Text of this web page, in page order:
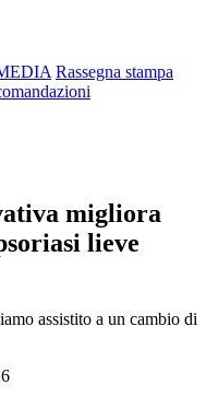
Rassegna stampa
migliora
lieve
assistito a un cambio di